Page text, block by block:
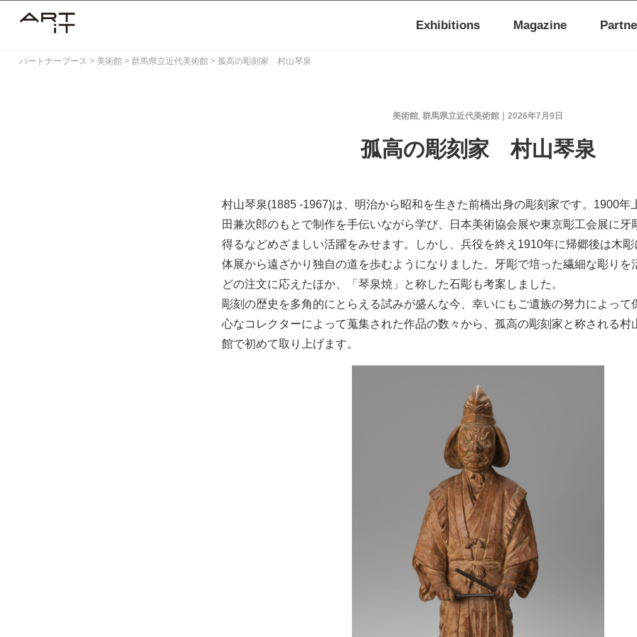
Exhibitions Magazine
パートナーブース > 美術館 > 群馬県立近代美術館 > 孤高の彫刻家 村山琴泉
2026年7月9日
美術館 群馬県立近代美術館
孤高の彫刻家 村山琴泉
村山琴泉(1885 -1967)は、明治から昭和を生きた前橋出身の彫刻家です。1900年
田兼次郎のもとで制作を手伝いながら学び、日本美術協会展や東京彫工会展に牙
得るなどめざましい活躍をみせます。しかし、兵役を終え1910年に帰郷後は木彫
体展から遠ざかり独自の道を歩むようになりました。牙彫で培った繊細な彫りを
どの注文に応えたほか、「琴泉焼」と称した石彫も考案しました。
彫刻の歴史を多角的にとらえる試みが盛んな今、幸いにもご遺族の努力によって
心なコレクターによって蒐集された作品の数々から、孤高の彫刻家と称される村
館で初めて取り上げます。